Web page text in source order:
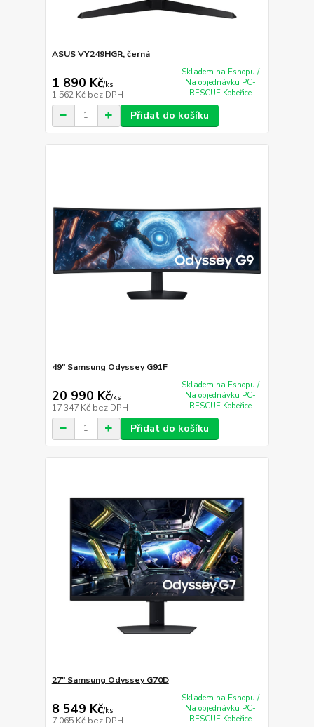
ASUS VY249HGR, černá
1 890 Kč/ks
1 562 Kč bez DPH
Skladem na Eshopu /
Na objednávku PC-
RESCUE Kobeřice
Přidat do košíku
49" Samsung Odyssey G91F
20 990 Kč/ks
17 347 Kč bez DPH
Skladem na Eshopu /
Na objednávku PC-
RESCUE Kobeřice
Přidat do košíku
27" Samsung Odyssey G70D
8 549 Kč/ks
7 065 Kč bez DPH
Skladem na Eshopu /
Na objednávku PC-
RESCUE Kobeřice